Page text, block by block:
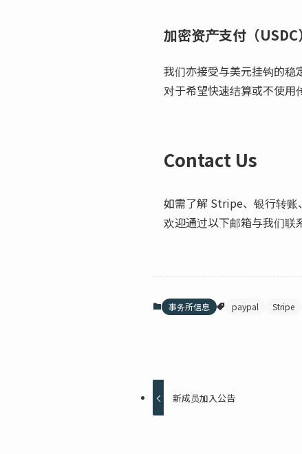
加密资产支付（USDC）
我们亦接受与美元挂钩的稳
对于希望快速结算或不使用
Contact Us
如需了解 Stripe、银行转账
欢迎通过以下邮箱与我们联
事务所信息 paypal Stripe
新成员加入公告